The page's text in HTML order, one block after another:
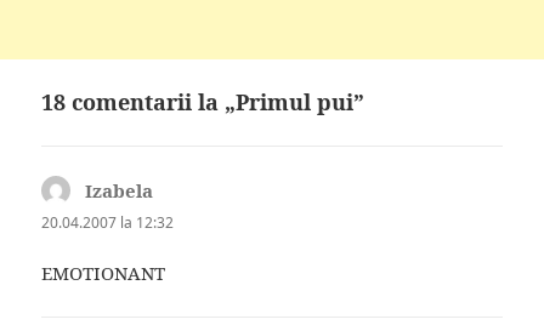
18 comentarii la „Primul pui”
Izabela
20.04.2007 la 12:32
EMOTIONANT